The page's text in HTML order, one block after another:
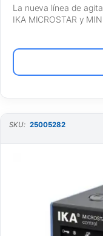
La nueva línea de
IKA MICROSTAR y
SKU: 25005282